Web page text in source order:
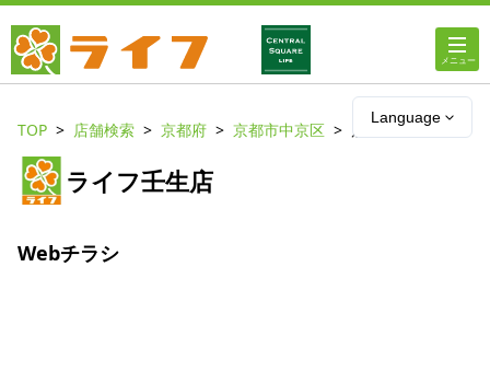
Language
店舗・チラシ情報
TOP 店舗検索 京都府 京都市中京区 店舗詳細
ライフ壬生店
Webチラシ